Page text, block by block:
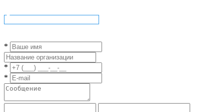
*
*
*